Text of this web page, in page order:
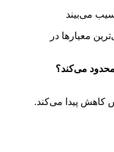
معیارها در
کاهش پیدا می‌کند.